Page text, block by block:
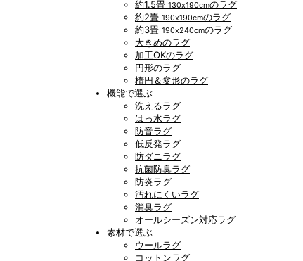
約1.5畳 130x190cmのラグ
約2畳 190x190cmのラグ
約3畳 190x240cmのラグ
大きめのラグ
加工OKのラグ
円形のラグ
楕円＆変形のラグ
機能で選ぶ
洗えるラグ
はっ水ラグ
防音ラグ
低反発ラグ
防ダニラグ
抗菌防臭ラグ
防炎ラグ
汚れにくいラグ
消臭ラグ
オールシーズン対応ラグ
素材で選ぶ
ウールラグ
コットンラグ